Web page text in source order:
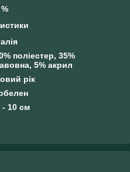
поліестер, 35%
5% акрил
рік
- 10 см